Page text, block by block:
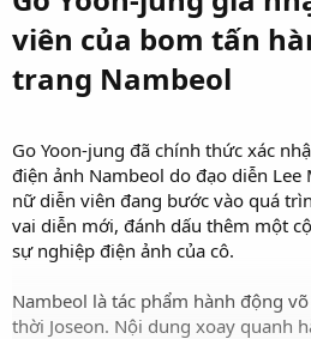
viên của bom tấn
trang Nambeol
Go Yoon-jung đã chính thức xác
điện ảnh Nambeol do đạo diễn Lee
nữ diễn viên đang bước vào quá
vai diễn mới, đánh dấu thêm một
sự nghiệp điện ảnh của cô.
Nambeol là tác phẩm hành động
thời Joseon. Nội dung xoay quanh